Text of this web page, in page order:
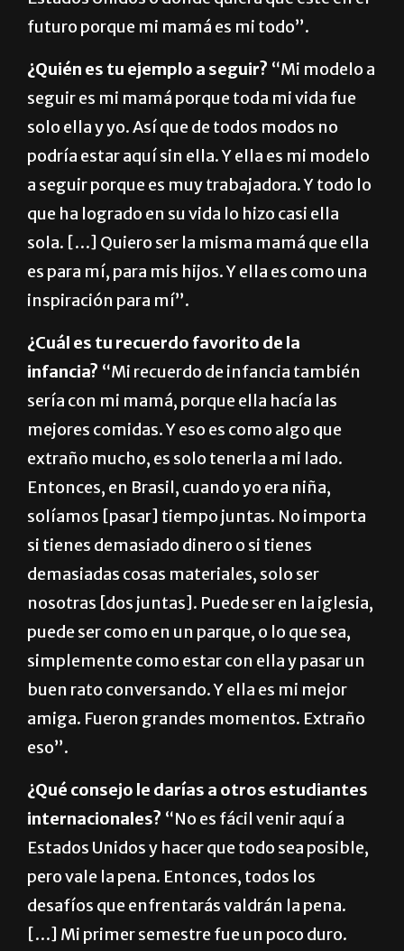
futuro porque mi mamá es mi todo”.
¿Quién es tu ejemplo a seguir? “Mi modelo a
seguir es mi mamá porque toda mi vida fue
solo ella y yo. Así que de todos modos no
podría estar aquí sin ella. Y ella es mi modelo
a seguir porque es muy trabajadora. Y todo lo
que ha logrado en su vida lo hizo casi ella
sola. […] Quiero ser la misma mamá que ella
es para mí, para mis hijos. Y ella es como una
inspiración para mí”.
¿Cuál es tu recuerdo favorito de la
infancia? “Mi recuerdo de infancia también
sería con mi mamá, porque ella hacía las
mejores comidas. Y eso es como algo que
extraño mucho, es solo tenerla a mi lado.
Entonces, en Brasil, cuando yo era niña,
solíamos [pasar] tiempo juntas. No importa
si tienes demasiado dinero o si tienes
demasiadas cosas materiales, solo ser
nosotras [dos juntas]. Puede ser en la iglesia,
puede ser como en un parque, o lo que sea,
simplemente como estar con ella y pasar un
buen rato conversando. Y ella es mi mejor
amiga. Fueron grandes momentos. Extraño
eso”.
¿Qué consejo le darías a otros estudiantes
internacionales? “No es fácil venir aquí a
Estados Unidos y hacer que todo sea posible,
pero vale la pena. Entonces, todos los
desafíos que enfrentarás valdrán la pena.
[…] Mi primer semestre fue un poco duro.